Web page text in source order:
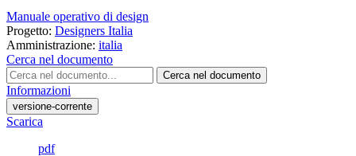
Manuale operativo di design
Progetto: Designers Italia
Amministrazione: italia
Cerca nel documento
Cerca nel documento
Informazioni
versione-corrente
Scarica
pdf